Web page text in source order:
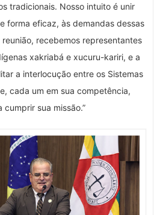
tradicionais. Nosso intuito é unir
forma eficaz, às demandas dessas
recebemos representantes
xakriabá e xucuru-kariri, e a
a interlocução entre os Sistemas
cada um em sua competência,
cumprir sua missão.”